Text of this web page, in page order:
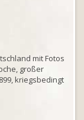
mit Fotos
großer
kriegsbedingt